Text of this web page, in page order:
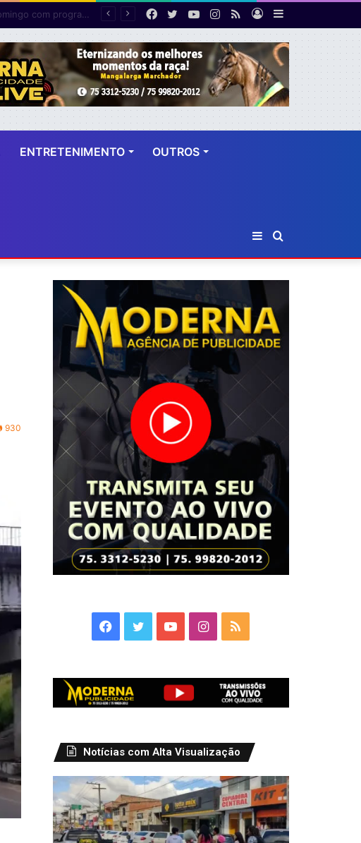
Barra
Lateral
Entrar
RSS
Instagram
YouTube
Twitter
Facebook
ENTRETENIMENTO OUTROS
por
Barra
Lateral
930
Facebook
TwitterYouTubeInstagram
RSS
Notícias com Alta Visualização